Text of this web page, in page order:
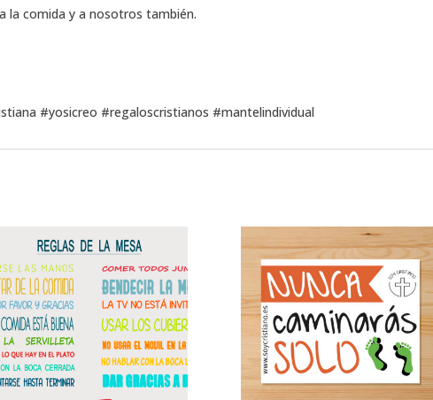
la comida y a nosotros también.
#yosicreo #regaloscristianos #mantelindividual